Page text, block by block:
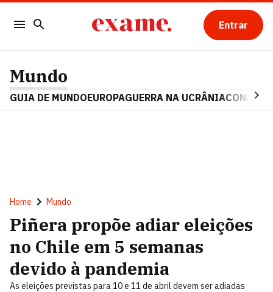
Entrar
Mundo
GUIA DE MUNDOEUROPAGUERRA NA UCRÂNIA
Home Mundo
Piñera propõe adiar eleições
no Chile em 5 semanas
devido à pandemia
As eleições previstas para 10 e 11 de abril devem ser adiadas